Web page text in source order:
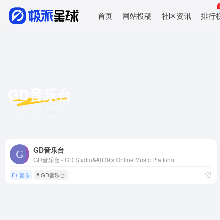
首页 网站投稿 社区资讯 排行
GD音乐台
GD音乐台
GD音乐台 - GD Studio&#039;s Online Music Platform
音乐 # GD音乐台